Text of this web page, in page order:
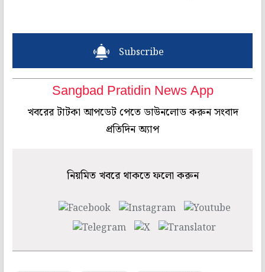
Subscribe
Sangbad Pratidin News App
খবরের টাটকা আপডেট পেতে ডাউনলোড করুন সংবাদ
প্রতিদিন অ্যাপ
নিয়মিত খবরে থাকতে ফলো করুন